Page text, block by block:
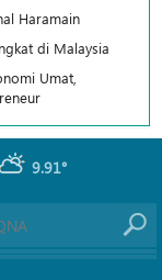
Haramain
di Malaysia
Umat,
9.91°